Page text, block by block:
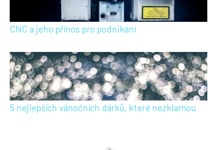
CNC a jeho přínos pro podnikání
5 nejlepších vánočních dárků, které nezklamou